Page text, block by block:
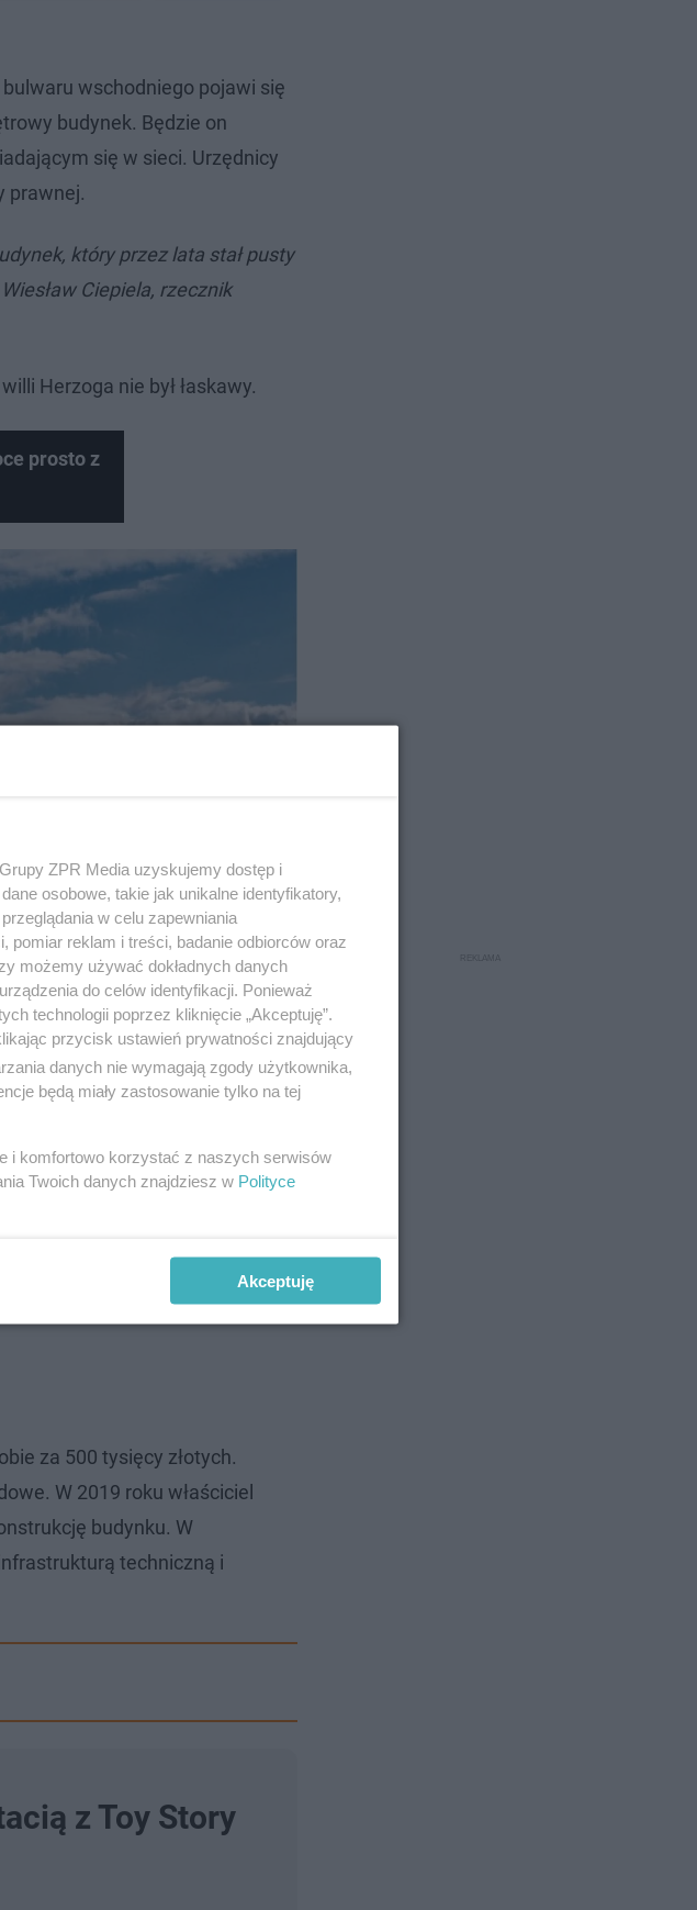
wschodniego pojawi się
budynek. Będzie on
się w sieci. Urzędnicy
prawnej.
który przez lata stał pusty
Ciepiela, rzecznik
Herzoga nie był łaskawy.
prosto z
za 500 tysięcy złotych.
W 2019 roku właściciel
budynku. W
techniczną i
z Toy Story
ZPR Media uzyskujemy dostęp i
osobowe, takie jak unikalne identyfikatory,
w celu zapewniania
reklam i treści, badanie odbiorców oraz
możemy używać dokładnych danych
do celów identyfikacji. Ponieważ
technologii poprzez kliknięcie „Akceptuję”.
przycisk ustawień prywatności znajdujący
danych nie wymagają zgody użytkownika,
będą miały zastosowanie tylko na tej
i komfortowo korzystać z naszych serwisów
Twoich danych znajdziesz w Polityce
Akceptuję